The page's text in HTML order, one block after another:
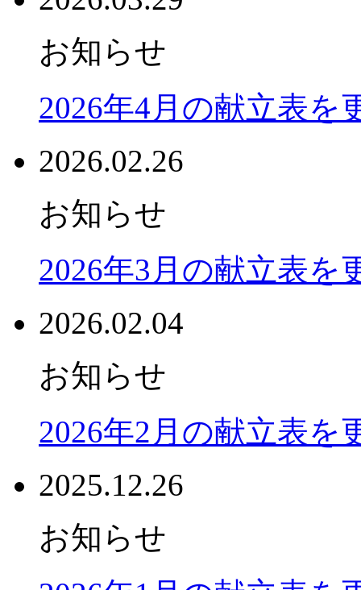
お知らせ
2026年4月の献立表を
2026.02.26
お知らせ
2026年3月の献立表を
2026.02.04
お知らせ
2026年2月の献立表を
2025.12.26
お知らせ